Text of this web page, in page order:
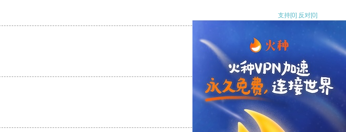
支持[0] 反对[0]
支持[0] 反对
支持